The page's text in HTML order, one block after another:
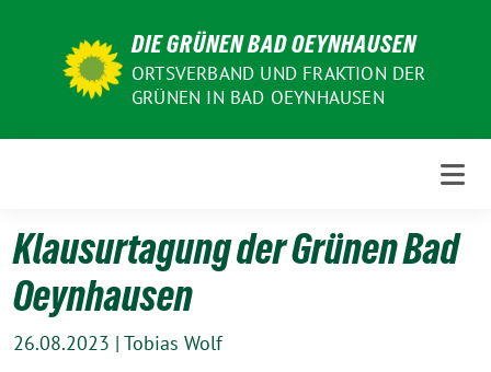
DIE GRÜNEN BAD OEYNHAUSEN
ORTSVERBAND UND FRAKTION DER
GRÜNEN IN BAD OEYNHAUSEN
Klausurtagung der Grünen Bad
Oeynhausen
26.08.2023 | Tobias Wolf